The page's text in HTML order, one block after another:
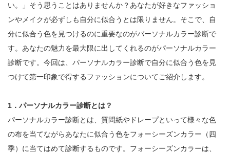
い。」そう思うことはありませんか？あなたが好きなファッショ
ンやメイクが必ずしも自分に似合うとは限りません。そこで、自
分に似合う色を見つけるのに重要なのがパーソナルカラー診断で
す。あなたの魅力を最大限に出してくれるのがパーソナルカラー
診断です。今回は、パーソナルカラー診断で自分に似合う色を見
つけて第一印象で得するファッションについてご紹介します。
1．パーソナルカラー診断とは？
パーソナルカラー診断とは、質問紙やドレープといって様々な色
の布を当てながらあなたに似合う色をフォーシーズンカラー（四
季）に当てはめて診断するものです。フォーシーズンカラーは、